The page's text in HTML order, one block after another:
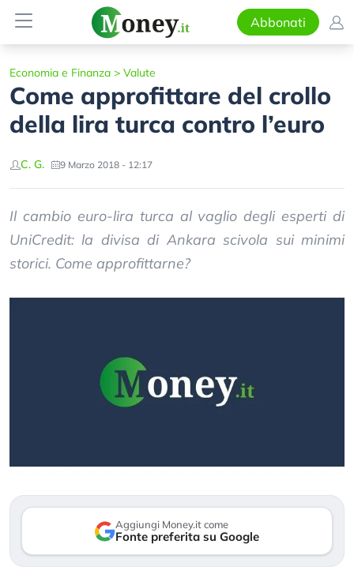
Abbonati
Economia e Finanza > Valute
Come approfittare del crollo
della lira turca contro l’euro
C. G. 9 Marzo 2018 - 12:17
Il cambio euro-lira turca al vaglio degli esperti di
UniCredit: la divisa di Ankara scivola sui minimi
storici. Come approfittarne?
Aggiungi Money.it come
Fonte preferita su Google